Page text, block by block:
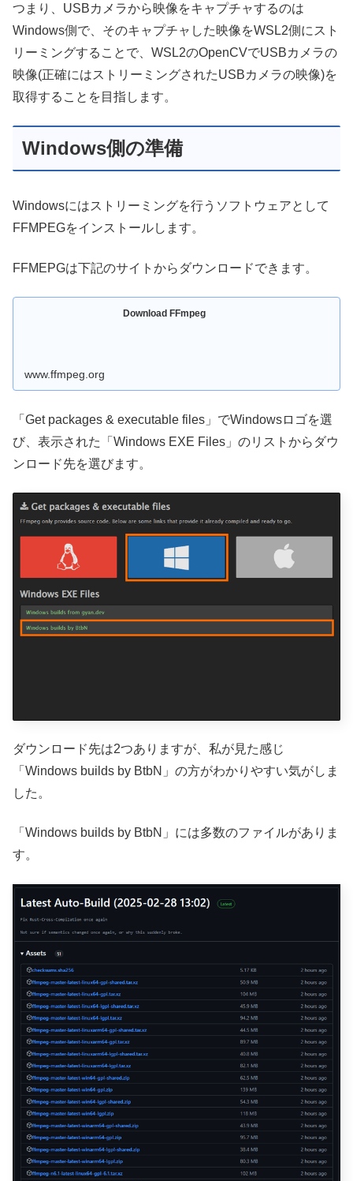
つまり、USBカメラから映像をキャプチャするのは
Windows側で、そのキャプチャした映像をWSL2側にスト
リーミングすることで、WSL2のOpenCVでUSBカメラの
映像(正確にはストリーミングされたUSBカメラの映像)を
取得することを目指します。
Windows側の準備
Windowsにはストリーミングを行うソフトウェアとして
FFMPEGをインストールします。
FFMEPGは下記のサイトからダウンロードできます。
Download FFmpeg
www.ffmpeg.org
「Get packages & executable files」でWindowsロゴを選
び、表示された「Windows EXE Files」のリストからダウ
ンロード先を選びます。
ダウンロード先は2つありますが、私が見た感じ
「Windows builds by BtbN」の方がわかりやすい気がしま
した。
「Windows builds by BtbN」には多数のファイルがありま
す。